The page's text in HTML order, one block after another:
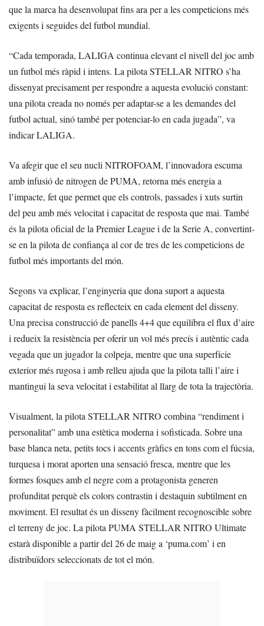
que la marca ha desenvolupat fins ara per a les competicions més
exigents i seguides del futbol mundial.
“Cada temporada, LALIGA continua elevant el nivell del joc amb
un futbol més ràpid i intens. La pilota STELLAR NITRO s’ha
dissenyat precisament per respondre a aquesta evolució constant:
una pilota creada no només per adaptar-se a les demandes del
futbol actual, sinó també per potenciar-lo en cada jugada”, va
indicar LALIGA.
Va afegir que el seu nucli NITROFOAM, l’innovadora escuma
amb infusió de nitrogen de PUMA, retorna més energia a
l’impacte, fet que permet que els controls, passades i xuts surtin
del peu amb més velocitat i capacitat de resposta que mai. També
és la pilota oficial de la Premier League i de la Serie A, convertint-
se en la pilota de confiança al cor de tres de les competicions de
futbol més importants del món.
Segons va explicar, l’enginyeria que dona suport a aquesta
capacitat de resposta es reflecteix en cada element del disseny.
Una precisa construcció de panells 4+4 que equilibra el flux d’aire
i redueix la resistència per oferir un vol més precís i autèntic cada
vegada que un jugador la colpeja, mentre que una superfície
exterior més rugosa i amb relleu ajuda que la pilota talli l’aire i
mantingui la seva velocitat i estabilitat al llarg de tota la trajectòria.
Visualment, la pilota STELLAR NITRO combina “rendiment i
personalitat” amb una estètica moderna i sofisticada. Sobre una
base blanca neta, petits tocs i accents gràfics en tons com el fúcsia,
turquesa i morat aporten una sensació fresca, mentre que les
formes fosques amb el negre com a protagonista generen
profunditat perquè els colors contrastin i destaquin subtilment en
moviment. El resultat és un disseny fàcilment recognoscible sobre
el terreny de joc. La pilota PUMA STELLAR NITRO Ultimate
estarà disponible a partir del 26 de maig a ‘puma.com’ i en
distribuïdors seleccionats de tot el món.